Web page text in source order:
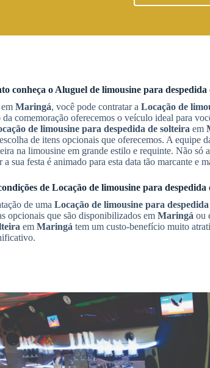
conheça o Aluguel de limousine para despedida
Maringá, você pode contratar a Locação de
da comemoração oferecemos o veículo ideal para
de limousine para despedida de solteira em
de itens opcionais que oferecemos. A equipe
na limousine em grande estilo e requinte. Não
a sua festa é animado para esta data tão marcante e
de Locação de limousine para despedida
de uma Locação de limousine para
opcionais que são disponibilizados em Maringá ou
em Maringá tem um custo-benefício muito